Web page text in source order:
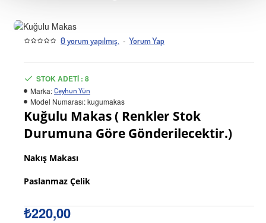
0 yorum yapılmış. - Yorum Yap
₺220,00
STOK ADETI : 8
Marka: Ceyhun Yün
Model Numarası:kugumakas
Kuğulu Makas ( Renkler Stok
Durumuna Göre Gönderilecektir.)
Nakış Makası
Paslanmaz Çelik